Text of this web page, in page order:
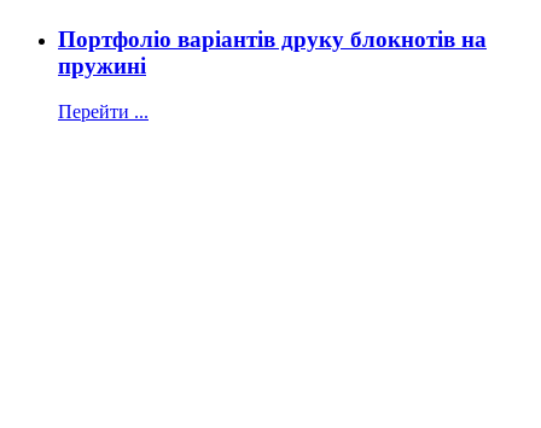
Портфоліо варіантів друку блокнотів на
пружині
Перейти ...